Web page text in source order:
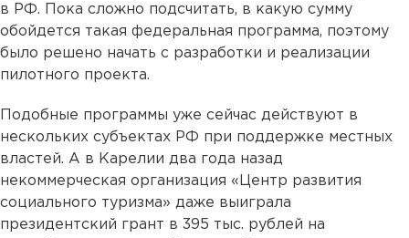
в РФ. Пока сложно подсчитать, в какую сумму
обойдется такая федеральная программа, поэтому
было решено начать с разработки и реализации
пилотного проекта.
Подобные программы уже сейчас действуют в
нескольких субъектах РФ при поддержке местных
властей. А в Карелии два года назад
некоммерческая организация «Центр развития
социального туризма» даже выиграла
президентский грант в 395 тыс. рублей на